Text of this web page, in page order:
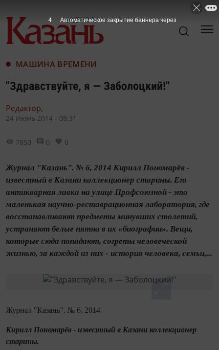
МАШИНА ВРЕМЕНИ
"Здравствуйте, я — Заболоцкий!"
Редактор,
24 Июнь 2014 - 08:31
7850 0 0
Журнал "Казань". № 6, 2014 Кирилл Пономарёв -
известный в Казани коллекционер старины. Его
антикварная лавка на улице Профсоюзной - это
маленькая научно‑реставрационная лаборатория, где
восстанавливают предметы минувших столетий,
устраняют белые пятна в их «биографии». Вещи,
которые сюда попадают, согреты человеческой
жизнью, за каждой из них - история человека, семьи,...
Журнал "Казань". № 6, 2014
Кирилл Пономарёв - известный в Казани коллекционер
старины.
2 Автоматическое закрытие баннера через